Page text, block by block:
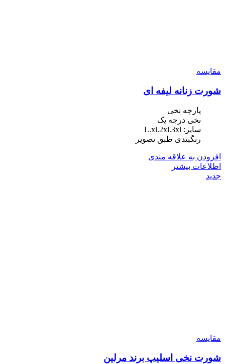
مقایسه
شورت زنانه لیفه ای
پارچه نخی
نخی درجه یک
سایز: L.xl.2xl.3xl
رنگبندی طبق تصویر
افزودن به علاقه مندی
اطلاعات بیشتر
جدید
مقایسه
شورت نخی اسلیپ برند مرلین